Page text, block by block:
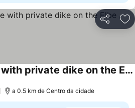
Partilhar
Thatched cottage with private dike on the Elbe
a 0.5 km de Centro da cidade